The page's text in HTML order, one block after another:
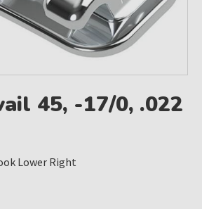
45, -17/0, .022
Lower Right